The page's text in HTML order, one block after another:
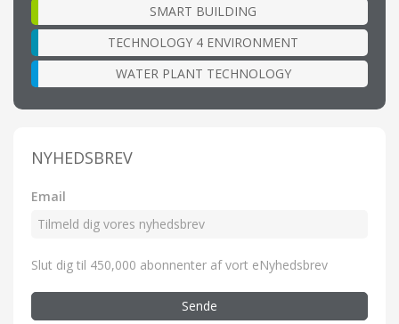
SMART BUILDING
TECHNOLOGY 4 ENVIRONMENT
WATER PLANT TECHNOLOGY
NYHEDSBREV
Email
Slut dig til 450,000 abonnenter af vort eNyhedsbrev
Sende